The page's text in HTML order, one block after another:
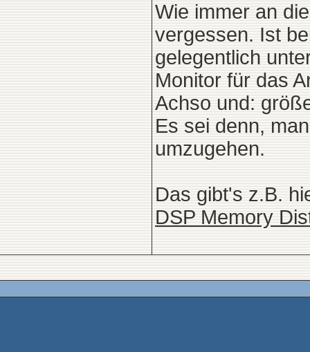
Wie immer an
vergessen. Ist
gelegentlich
Monitor für das
Achso und:
Es sei denn,
umzugehen.
Das gibt's z.B.
DSP Memory